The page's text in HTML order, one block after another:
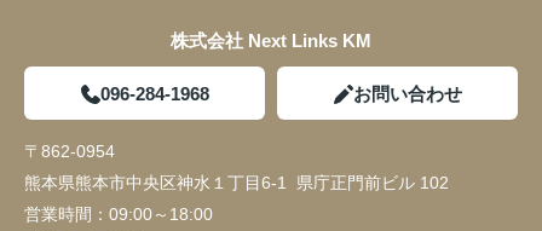
株式会社 Next Links KM
096-284-1968 お問い合わせ
〒862-0954
熊本県熊本市中央区神水１丁目6-1 県庁正門前ビル 102
営業時間： 09:00～18:00